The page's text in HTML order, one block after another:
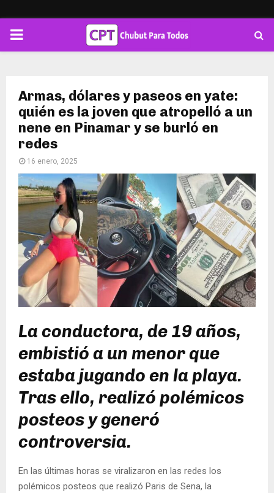
PRIMARY
Armas, dólares y paseos en yate:
quién es la joven que atropelló a un
nene en Pinamar y se burló en
redes
16 enero, 2025
La conductora, de 19 años,
embistió a un menor que
estaba jugando en la playa.
Tras ello, realizó polémicos
posteos y generó
controversia.
En las últimas horas se viralizaron en las redes los
polémicos posteos que realizó Paris de Sena, la